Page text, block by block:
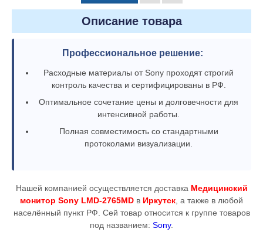
Описание товара
Профессиональное решение:
Расходные материалы от Sony проходят строгий
контроль качества и сертифицированы в РФ.
Оптимальное сочетание цены и долговечности для
интенсивной работы.
Полная совместимость со стандартными
протоколами визуализации.
Нашей компанией осуществляется доставка Медицинский
монитор Sony LMD-2765MD в Иркутск , а также в любой
населённый пункт РФ. Сей товар относится к группе товаров
под названием: Sony.